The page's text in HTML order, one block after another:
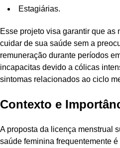
Estagiárias.
Esse projeto visa garantir que as
cuidar de sua saúde sem a
remuneração durante períodos
incapacitas devido a cólicas
sintomas relacionados ao ciclo
Contexto e
A proposta da licença menstrual
saúde feminina frequentemente